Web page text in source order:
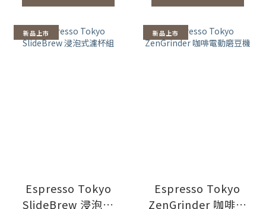
新品上市
Espresso Tokyo
SlideBrew 浸泡式
新品上市
Espresso Tokyo
ZenGrinder 咖啡電